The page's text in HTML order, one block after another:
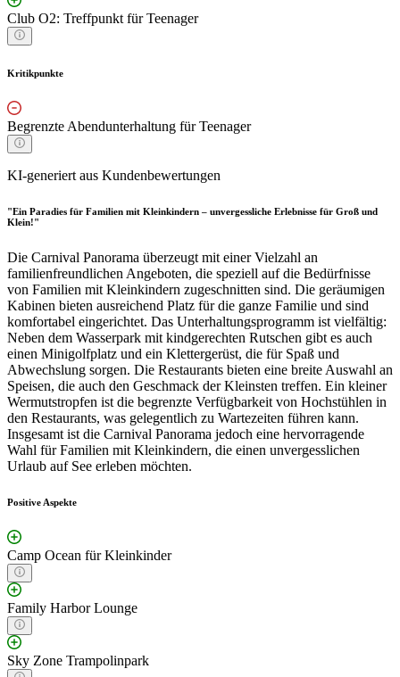
Club O2: Treffpunkt für Teenager
Kritikpunkte
Begrenzte Abendunterhaltung für Teenager
KI-generiert aus Kundenbewertungen
"Ein Paradies für Familien mit Kleinkindern – unvergessliche Erlebnisse für Groß und
Klein!"
Die Carnival Panorama überzeugt mit einer Vielzahl an
familienfreundlichen Angeboten, die speziell auf die Bedürfnisse
von Familien mit Kleinkindern zugeschnitten sind. Die geräumigen
Kabinen bieten ausreichend Platz für die ganze Familie und sind
komfortabel eingerichtet. Das Unterhaltungsprogramm ist vielfältig:
Neben dem Wasserpark mit kindgerechten Rutschen gibt es auch
einen Minigolfplatz und ein Klettergerüst, die für Spaß und
Abwechslung sorgen. Die Restaurants bieten eine breite Auswahl an
Speisen, die auch den Geschmack der Kleinsten treffen. Ein kleiner
Wermutstropfen ist die begrenzte Verfügbarkeit von Hochstühlen in
den Restaurants, was gelegentlich zu Wartezeiten führen kann.
Insgesamt ist die Carnival Panorama jedoch eine hervorragende
Wahl für Familien mit Kleinkindern, die einen unvergesslichen
Urlaub auf See erleben möchten.
Positive Aspekte
Camp Ocean für Kleinkinder
Family Harbor Lounge
Sky Zone Trampolinpark